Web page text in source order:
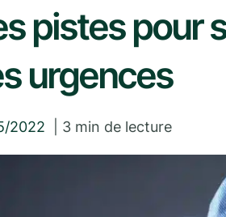
pistes pour
urgences
2022 3 min de lecture